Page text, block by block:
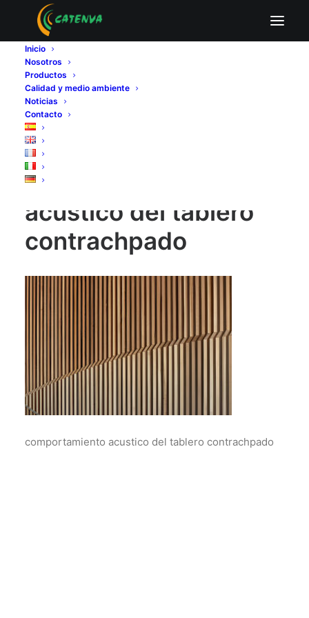
Inicio
Nosotros
Productos
Calidad y medio ambiente
Noticias
Contacto
Home
comportamiento acustico del tablero contrachpado
comportamiento
acustico del tablero
contrachpado
comportamiento acustico del tablero contrachpado